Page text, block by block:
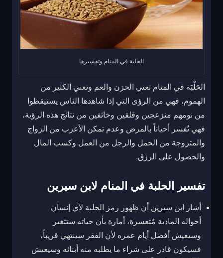
الحلبة في المنام وتفسيرها
الحَلْبَة في المنام تعني الحزن والغم وتعني الكثير من
الهموم، فهي من الرؤى التي إذا شاهدها الناس يستيقظوا
من نومهم منزعجين وقلقين وخائفين من نتائج هذه الرؤية،
فهي تُفسر أحياناً بالمرض وعدم تمكن الأعزب من الزواج
والمتزوجة من الحمل والرجل من العمل وكسب المال
والحصول على الرزق.
تفسير الحلبة في المنام لابن سيرين
أشار ابن سيرين أن ظهور رمز الحلبة لأي إنسان
أحواله المادية مُتعسرة، أمارة بأن حياته ستتغير
وسيعيش أفضل أيام عمره لأن الفقر سينتهي قريباً،
فسيكون قادر على شراء ما يطلبه منه أبنائه وسيعيش